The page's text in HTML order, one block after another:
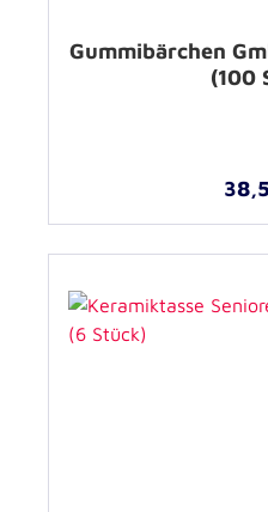
Gummibärchen
(100